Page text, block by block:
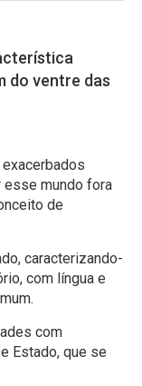
do ventre das
esse mundo fora
de
caracterizando-
com língua e
com
Estado, que se